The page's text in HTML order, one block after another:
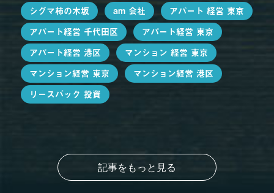
シグマ柿の木坂 am 会社
アパート 経営 東京
アパート経営 千代田区
アパート経営 東京
アパート経営 港区
マンション 経営 東京
マンション経営 東京
マンション経営 港区
リースバック 投資
記事をもっと見る